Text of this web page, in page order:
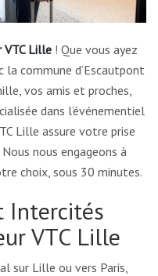
Lille ! Que vous ayez
commune d’Escautpont
vos amis et proches,
dans l’événementiel
Lille assure votre prise
nous engageons à
choix, sous 30 minutes.
Intercités
VTC Lille
sur Lille ou vers Paris,